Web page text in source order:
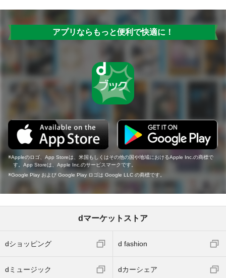
アプリならもっと便利で快適に！
Appleのロゴ、App Storeは、米国もしくはその他の国や地域におけるApple Inc.の商標で
す。App Storeは、Apple Inc.のサービスマークです。
Google Play および Google Play ロゴは Google LLC の商標です。
dマーケットストア
dショッピング d fashion
dミュージック dカーシェア